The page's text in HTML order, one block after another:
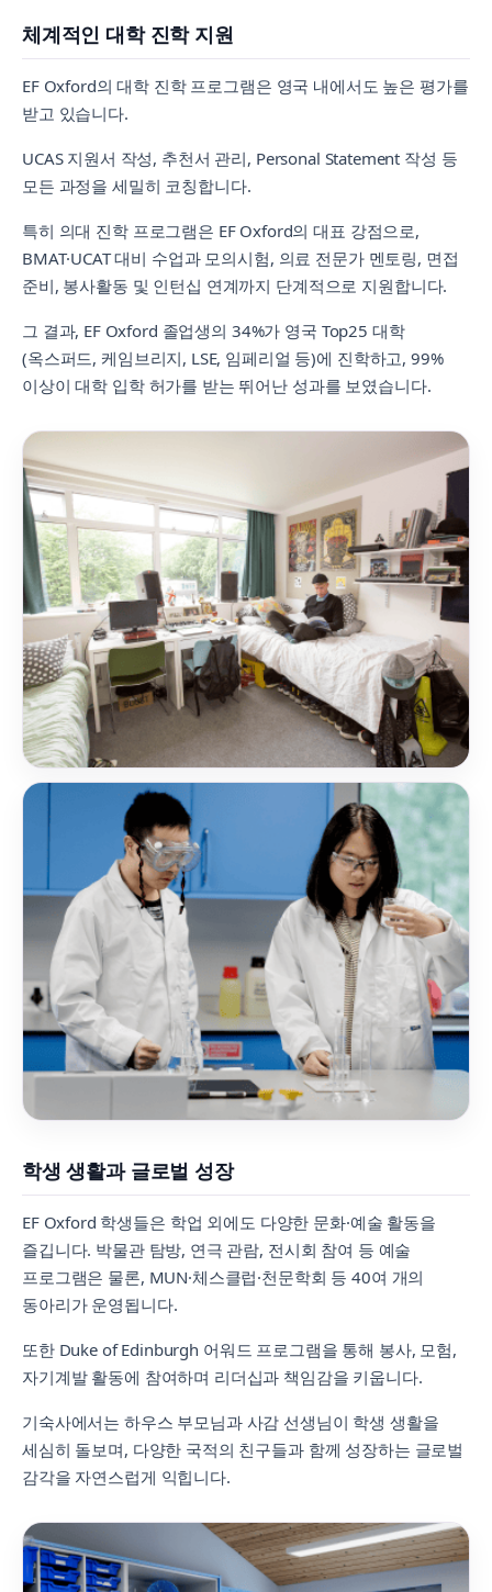
체계적인 대학 진학 지원
EF Oxford의 대학 진학 프로그램은 영국 내에서도 높은 평가를
받고 있습니다.
UCAS 지원서 작성, 추천서 관리, Personal Statement 작성 등
모든 과정을 세밀히 코칭합니다.
특히 의대 진학 프로그램은 EF Oxford의 대표 강점으로,
BMAT·UCAT 대비 수업과 모의시험, 의료 전문가 멘토링, 면접
준비, 봉사활동 및 인턴십 연계까지 단계적으로 지원합니다.
그 결과, EF Oxford 졸업생의 34%가 영국 Top25 대학
(옥스퍼드, 케임브리지, LSE, 임페리얼 등)에 진학하고, 99%
이상이 대학 입학 허가를 받는 뛰어난 성과를 보였습니다.
학생 생활과 글로벌 성장
EF Oxford 학생들은 학업 외에도 다양한 문화·예술 활동을
즐깁니다. 박물관 탐방, 연극 관람, 전시회 참여 등 예술
프로그램은 물론, MUN·체스클럽·천문학회 등 40여 개의
동아리가 운영됩니다.
또한 Duke of Edinburgh 어워드 프로그램을 통해 봉사, 모험,
자기계발 활동에 참여하며 리더십과 책임감을 키웁니다.
기숙사에서는 하우스 부모님과 사감 선생님이 학생 생활을
세심히 돌보며, 다양한 국적의 친구들과 함께 성장하는 글로벌
감각을 자연스럽게 익힙니다.